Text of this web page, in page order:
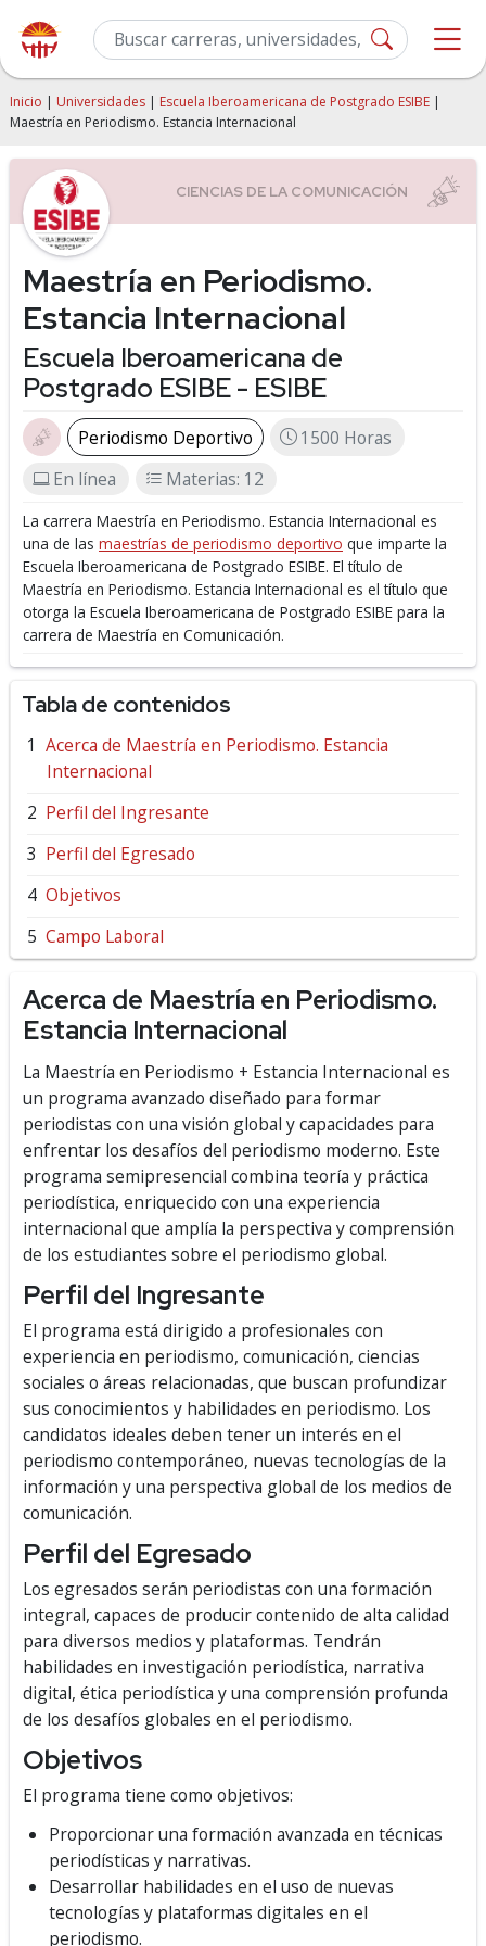
Inicio | Universidades | Escuela Iberoamericana de Postgrado ESIBE |
Maestría en Periodismo. Estancia Internacional
Maestría en Periodismo.
Estancia Internacional
Escuela Iberoamericana de
Postgrado ESIBE - ESIBE
Periodismo Deportivo
1500 Horas
En línea
Materias: 12
La carrera Maestría en Periodismo. Estancia Internacional es
una de las maestrías de periodismo deportivo que imparte la
Escuela Iberoamericana de Postgrado ESIBE. El título de
Maestría en Periodismo. Estancia Internacional es el título que
otorga la Escuela Iberoamericana de Postgrado ESIBE para la
carrera de Maestría en Comunicación.
Tabla de contenidos
Acerca de Maestría en Periodismo. Estancia
Internacional
Perfil del Ingresante
Perfil del Egresado
Objetivos
Campo Laboral
Acerca de Maestría en Periodismo.
Estancia Internacional
La Maestría en Periodismo + Estancia Internacional es
un programa avanzado diseñado para formar
periodistas con una visión global y capacidades para
enfrentar los desafíos del periodismo moderno. Este
programa semipresencial combina teoría y práctica
periodística, enriquecido con una experiencia
internacional que amplía la perspectiva y comprensión
de los estudiantes sobre el periodismo global.
Perfil del Ingresante
El programa está dirigido a profesionales con
experiencia en periodismo, comunicación, ciencias
sociales o áreas relacionadas, que buscan profundizar
sus conocimientos y habilidades en periodismo. Los
candidatos ideales deben tener un interés en el
periodismo contemporáneo, nuevas tecnologías de la
información y una perspectiva global de los medios de
comunicación.
Perfil del Egresado
Los egresados serán periodistas con una formación
integral, capaces de producir contenido de alta calidad
para diversos medios y plataformas. Tendrán
habilidades en investigación periodística, narrativa
digital, ética periodística y una comprensión profunda
de los desafíos globales en el periodismo.
Objetivos
El programa tiene como objetivos:
Proporcionar una formación avanzada en técnicas
periodísticas y narrativas.
Desarrollar habilidades en el uso de nuevas
tecnologías y plataformas digitales en el
periodismo.